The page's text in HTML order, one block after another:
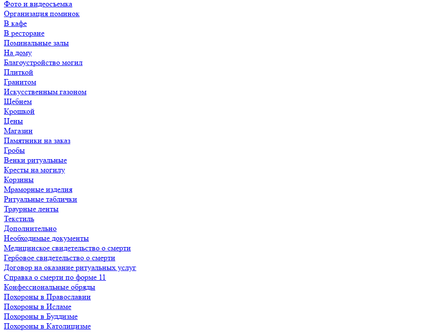
Фото и видеосъемка
Организация поминок
В кафе
В ресторане
Поминальные залы
На дому
Благоустройство могил
Плиткой
Гранитом
Искусственным газоном
Щебнем
Крошкой
Цены
Магазин
Памятники на заказ
Гробы
Венки ритуальные
Кресты на могилу
Корзины
Мраморные изделия
Ритуальные таблички
Траурные ленты
Текстиль
Дополнительно
Необходимые документы
Медицинское свидетельство о смерти
Гербовое свидетельство о смерти
Договор на оказание ритуальных услуг
Справка о смерти по форме 11
Конфессиональные обряды
Похороны в Православии
Похороны в Исламе
Похороны в Буддизме
Похороны в Католицизме